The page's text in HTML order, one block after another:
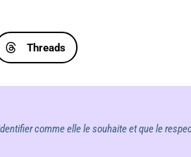
Threads
comme elle le souhaite et que le